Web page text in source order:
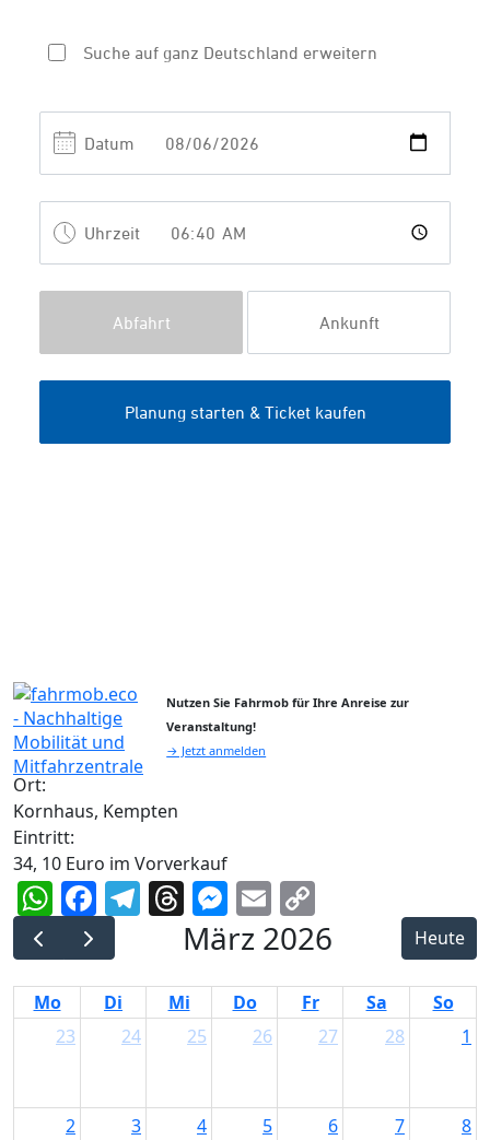
Nutzen Sie Fahrmob für Ihre Anreise zur
Veranstaltung!
→ Jetzt anmelden
Ort:
Kornhaus, Kempten
Eintritt:
34, 10 Euro im Vorverkauf
WhatsApp
Facebook
Telegram
Threads
Messenger
Email
Link
März 2026 Heute
Mo Di Mi Do Fr Sa
So
23
24 25 26 27 28 1
2 3 4 5 6 7 8